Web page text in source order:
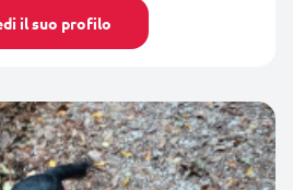
il suo profilo